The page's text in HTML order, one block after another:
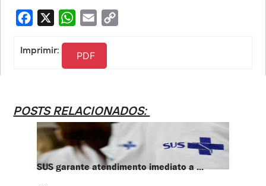
Facebook WhatsApp
Email
Imprimir: PDF
POSTS RELACIONADOS:
SUS garante atendimento imediato a ...